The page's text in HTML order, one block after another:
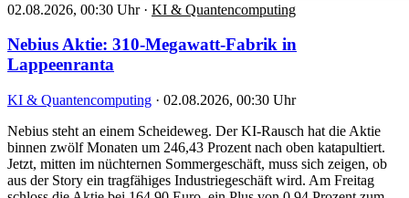
02.08.2026, 00:30 Uhr · KI & Quantencomputing
Nebius Aktie: 310-Megawatt-Fabrik in
Lappeenranta
KI & Quantencomputing · 02.08.2026, 00:30 Uhr
Nebius steht an einem Scheideweg. Der KI-Rausch hat die Aktie
binnen zwölf Monaten um 246,43 Prozent nach oben katapultiert.
Jetzt, mitten im nüchternen Sommergeschäft, muss sich zeigen, ob
aus der Story ein tragfähiges Industriegeschäft wird. Am Freitag